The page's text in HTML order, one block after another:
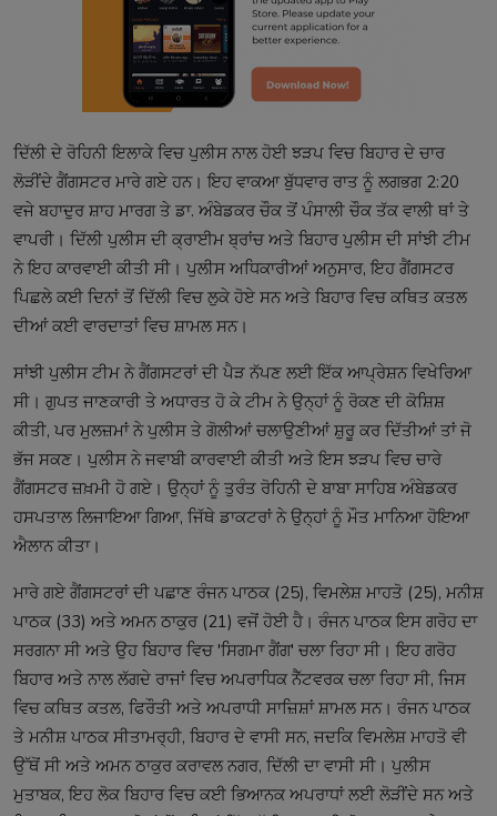
ਦਿੱਲੀ ਦੇ ਰੋਹਿਨੀ ਇਲਾਕੇ ਵਿਚ ਪੁਲੀਸ ਨਾਲ ਹੋਈ ਝੜਪ ਵਿਚ ਬਿਹਾਰ ਦੇ ਚਾਰ
ਲੋੜੀਂਦੇ ਗੈਂਗਸਟਰ ਮਾਰੇ ਗਏ ਹਨ। ਇਹ ਵਾਕਆ ਬੁੱਧਵਾਰ ਰਾਤ ਨੂੰ ਲਗਭਗ 2:20
ਵਜੇ ਬਹਾਦੁਰ ਸ਼ਾਹ ਮਾਰਗ ਤੇ ਡਾ. ਅੰਬੇਡਕਰ ਚੌਕ ਤੋਂ ਪੰਸਾਲੀ ਚੌਕ ਤੱਕ ਵਾਲੀ ਥਾਂ ਤੇ
ਵਾਪਰੀ। ਦਿੱਲੀ ਪੁਲੀਸ ਦੀ ਕ੍ਰਾਈਮ ਬ੍ਰਾਂਚ ਅਤੇ ਬਿਹਾਰ ਪੁਲੀਸ ਦੀ ਸਾਂਝੀ ਟੀਮ
ਨੇ ਇਹ ਕਾਰਵਾਈ ਕੀਤੀ ਸੀ। ਪੁਲੀਸ ਅਧਿਕਾਰੀਆਂ ਅਨੁਸਾਰ, ਇਹ ਗੈਂਗਸਟਰ
ਪਿਛਲੇ ਕਈ ਦਿਨਾਂ ਤੋਂ ਦਿੱਲੀ ਵਿਚ ਲੁਕੇ ਹੋਏ ਸਨ ਅਤੇ ਬਿਹਾਰ ਵਿਚ ਕਥਿਤ ਕਤਲ
ਦੀਆਂ ਕਈ ਵਾਰਦਾਤਾਂ ਵਿਚ ਸ਼ਾਮਲ ਸਨ।
ਸਾਂਝੀ ਪੁਲੀਸ ਟੀਮ ਨੇ ਗੈਂਗਸਟਰਾਂ ਦੀ ਪੈੜ ਨੱਪਣ ਲਈ ਇੱਕ ਆਪ੍ਰੇਸ਼ਨ ਵਿਖੇਰਿਆ
ਸੀ। ਗੁਪਤ ਜਾਣਕਾਰੀ ਤੇ ਅਧਾਰਤ ਹੋ ਕੇ ਟੀਮ ਨੇ ਉਨ੍ਹਾਂ ਨੂੰ ਰੋਕਣ ਦੀ ਕੋਸ਼ਿਸ਼
ਕੀਤੀ, ਪਰ ਮੁਲਜ਼ਮਾਂ ਨੇ ਪੁਲੀਸ ਤੇ ਗੋਲੀਆਂ ਚਲਾਉਣੀਆਂ ਸ਼ੁਰੂ ਕਰ ਦਿੱਤੀਆਂ ਤਾਂ ਜੋ
ਭੱਜ ਸਕਣ। ਪੁਲੀਸ ਨੇ ਜਵਾਬੀ ਕਾਰਵਾਈ ਕੀਤੀ ਅਤੇ ਇਸ ਝੜਪ ਵਿਚ ਚਾਰੇ
ਗੈਂਗਸਟਰ ਜ਼ਖ਼ਮੀ ਹੋ ਗਏ। ਉਨ੍ਹਾਂ ਨੂੰ ਤੁਰੰਤ ਰੋਹਿਨੀ ਦੇ ਬਾਬਾ ਸਾਹਿਬ ਅੰਬੇਡਕਰ
ਹਸਪਤਾਲ ਲਿਜਾਇਆ ਗਿਆ, ਜਿੱਥੇ ਡਾਕਟਰਾਂ ਨੇ ਉਨ੍ਹਾਂ ਨੂੰ ਮੌਤ ਮਾਨਿਆ ਹੋਇਆ
ਐਲਾਨ ਕੀਤਾ।
ਮਾਰੇ ਗਏ ਗੈਂਗਸਟਰਾਂ ਦੀ ਪਛਾਣ ਰੰਜਨ ਪਾਠਕ (25), ਵਿਮਲੇਸ਼ ਮਾਹਤੋ (25), ਮਨੀਸ਼
ਪਾਠਕ (33) ਅਤੇ ਅਮਨ ਠਾਕੁਰ (21) ਵਜੋਂ ਹੋਈ ਹੈ। ਰੰਜਨ ਪਾਠਕ ਇਸ ਗਰੋਹ ਦਾ
ਸਰਗਨਾ ਸੀ ਅਤੇ ਉਹ ਬਿਹਾਰ ਵਿਚ 'ਸਿਗਮਾ ਗੈਂਗ' ਚਲਾ ਰਿਹਾ ਸੀ। ਇਹ ਗਰੋਹ
ਬਿਹਾਰ ਅਤੇ ਨਾਲ ਲੱਗਦੇ ਰਾਜਾਂ ਵਿਚ ਅਪਰਾਧਿਕ ਨੈੱਟਵਰਕ ਚਲਾ ਰਿਹਾ ਸੀ, ਜਿਸ
ਵਿਚ ਕਥਿਤ ਕਤਲ, ਫਿਰੌਤੀ ਅਤੇ ਅਪਰਾਧੀ ਸਾਜ਼ਿਸ਼ਾਂ ਸ਼ਾਮਲ ਸਨ। ਰੰਜਨ ਪਾਠਕ
ਤੇ ਮਨੀਸ਼ ਪਾਠਕ ਸੀਤਾਮਰ੍ਹੀ, ਬਿਹਾਰ ਦੇ ਵਾਸੀ ਸਨ, ਜਦਕਿ ਵਿਮਲੇਸ਼ ਮਾਹਤੋ ਵੀ
ਉੱਥੋਂ ਸੀ ਅਤੇ ਅਮਨ ਠਾਕੁਰ ਕਰਾਵਲ ਨਗਰ, ਦਿੱਲੀ ਦਾ ਵਾਸੀ ਸੀ। ਪੁਲੀਸ
ਮੁਤਾਬਕ, ਇਹ ਲੋਕ ਬਿਹਾਰ ਵਿਚ ਕਈ ਭਿਆਨਕ ਅਪਰਾਧਾਂ ਲਈ ਲੋੜੀਂਦੇ ਸਨ ਅਤੇ